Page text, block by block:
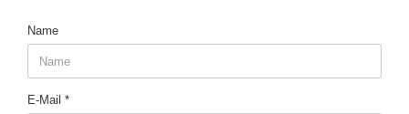
KONTAKT
Name
E-Mail